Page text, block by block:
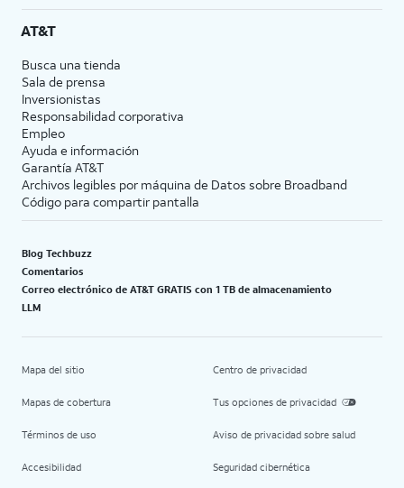
AT&T
Busca una tienda
Sala de prensa
Inversionistas
Responsabilidad corporativa
Empleo
Ayuda e información
Garantía AT&T
Archivos legibles por máquina de Datos sobre Broadband
Código para compartir pantalla
Blog Techbuzz
Comentarios
Correo electrónico de AT&T GRATIS con 1 TB de almacenamiento
LLM
Mapa del sitio
Mapas de cobertura
Términos de uso
Accesibilidad
Centro de privacidad
Tus opciones de privacidad
Aviso de privacidad sobre salud
Seguridad cibernética